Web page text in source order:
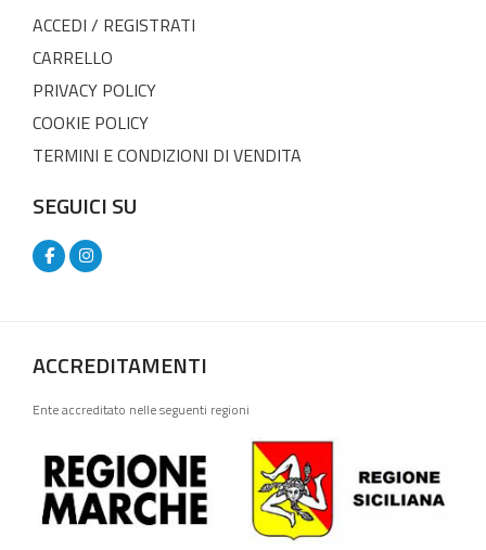
ACCEDI / REGISTRATI
CARRELLO
PRIVACY POLICY
COOKIE POLICY
TERMINI E CONDIZIONI DI VENDITA
SEGUICI SU
ACCREDITAMENTI
Ente accreditato nelle seguenti regioni